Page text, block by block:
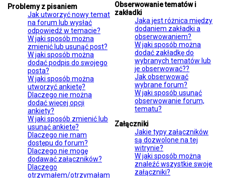
Problemy z pisaniem
Jak utworzyć nowy temat
na forum lub wysłać
odpowiedź w temacie?
W jaki sposób można
zmienić lub usunąć post?
W jaki sposób można
dodać podpis do swojego
posta?
W jaki sposób można
utworzyć ankietę?
Dlaczego nie można
dodać więcej opcji
ankiety?
W jaki sposób zmienić lub
usunąć ankietę?
Dlaczego nie mam
dostępu do forum?
Dlaczego nie mogę
dodawać załączników?
Dlaczego
otrzymałem/otrzymałam
Obserwowanie tematów i
zakładki
Jaka jest różnica między
dodaniem zakładki a
obserwowaniem?
W jaki sposób można
dodać zakładkę do
wybranych tematów lub
je obserwować??
Jak obserwować
wybrane forum?
W jaki sposób usunąć
obserwowanie forum,
tematu?
Załączniki
Jakie typy załączników
są dozwolone na tej
witrynie?
W jaki sposób można
znaleźć wszystkie swoje
załączniki?